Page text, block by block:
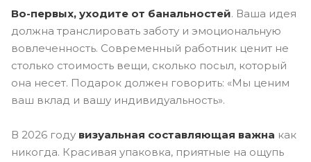
Во-первых, уходите от банальностей. Ваша идея
должна транслировать заботу и эмоциональную
вовлеченность. Современный работник ценит не
столько стоимость вещи, сколько посыл, который
она несет. Подарок должен говорить: «Мы ценим
ваш вклад и вашу индивидуальность».
В 2026 году визуальная составляющая важна как
никогда. Красивая упаковка, приятные на ощупь